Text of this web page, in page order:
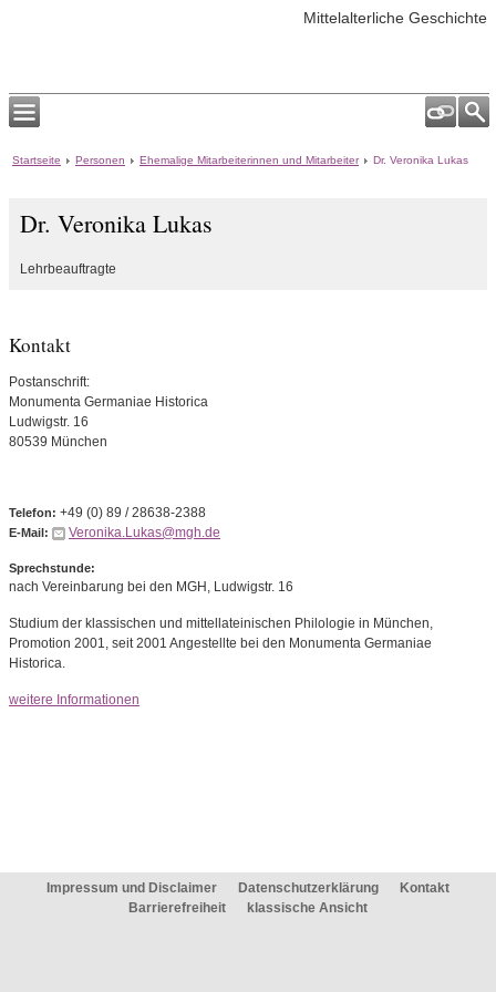
Mittelalterliche Geschichte
Startseite Personen Ehemalige Mitarbeiterinnen und Mitarbeiter Dr. Veronika Lukas
Dr. Veronika Lukas
Lehrbeauftragte
Kontakt
Postanschrift:
Monumenta Germaniae Historica
Ludwigstr. 16
80539 München
Telefon: +49 (0) 89 / 28638-2388
E-Mail: Veronika.Lukas@mgh.de
Sprechstunde:
nach Vereinbarung bei den MGH, Ludwigstr. 16
Studium der klassischen und mittellateinischen Philologie in München,
Promotion 2001, seit 2001 Angestellte bei den Monumenta Germaniae
Historica.
weitere Informationen
Impressum und Disclaimer Datenschutzerklärung
Kontakt
Barrierefreiheit
klassische Ansicht